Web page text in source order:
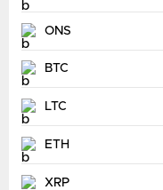
ONS
BTC
LTC
ETH
XRP